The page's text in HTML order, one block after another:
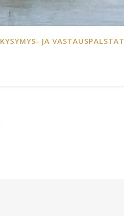
KYSYMYS- JA VASTAUSPALSTAT